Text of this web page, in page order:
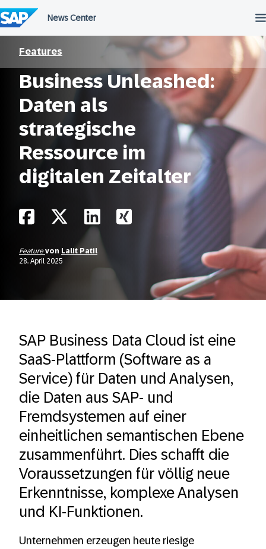
Features
Business Unleashed:
Daten als
strategische
Ressource im
digitalen Zeitalter
Featurevon Lalit Patil
28. April 2025
SAP Business Data Cloud ist eine
SaaS-Plattform (Software as a
Service) für Daten und Analysen,
die Daten aus SAP- und
Fremdsystemen auf einer
einheitlichen semantischen Ebene
zusammenführt. Dies schafft die
Voraussetzungen für völlig neue
Erkenntnisse, komplexe Analysen
und KI-Funktionen.
Unternehmen erzeugen heute riesige